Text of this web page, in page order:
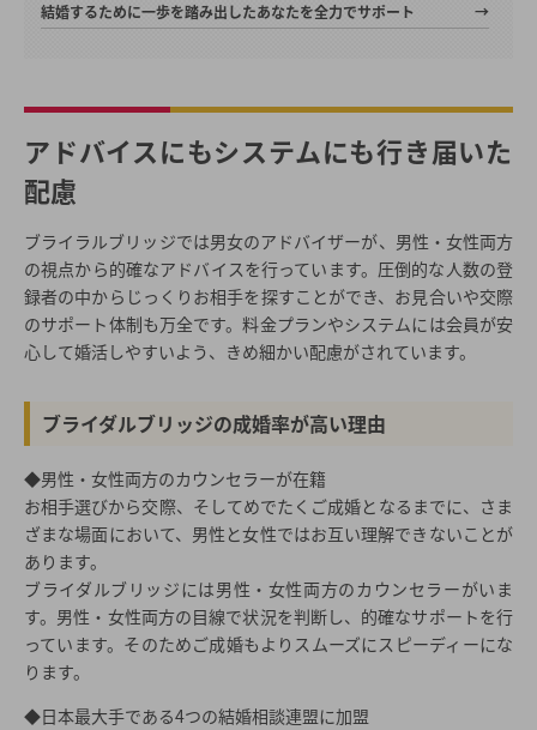
結婚するために一歩を踏み出したあなたを全力でサポート
アドバイスにもシステムにも行き届いた
配慮
ブライラルブリッジでは男女のアドバイザーが、男性・女性両方
の視点から的確なアドバイスを行っています。圧倒的な人数の登
録者の中からじっくりお相手を探すことができ、お見合いや交際
のサポート体制も万全です。料金プランやシステムには会員が安
心して婚活しやすいよう、きめ細かい配慮がされています。
ブライダルブリッジの成婚率が高い理由
◆男性・女性両方のカウンセラーが在籍
お相手選びから交際、そしてめでたくご成婚となるまでに、さま
ざまな場面において、男性と女性ではお互い理解できないことが
あります。
ブライダルブリッジには男性・女性両方のカウンセラーがいま
す。男性・女性両方の目線で状況を判断し、的確なサポートを行
っています。そのためご成婚もよりスムーズにスピーディーにな
ります。
◆日本最大手である4つの結婚相談連盟に加盟